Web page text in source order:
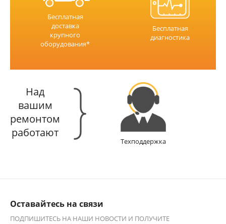
Бесплатная
доставка
крупного
оборудования*
Бесплатная
диагностика
Над
вашим
ремонтом
работают
Техподдержка
Оставайтесь на связи
ПОДПИШИТЕСЬ НА НАШИ НОВОСТИ И ПОЛУЧИТЕ